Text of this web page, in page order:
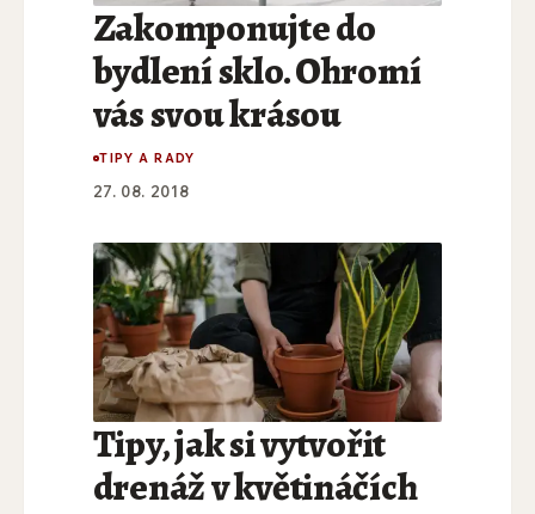
Zakomponujte do
bydlení sklo. Ohromí
vás svou krásou
TIPY A RADY
27. 08. 2018
Tipy, jak si vytvořit
drenáž v květináčích